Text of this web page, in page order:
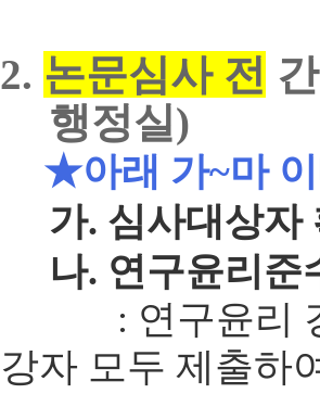
2. 논문심사 전
행정실)
★아래 가~마
가. 심사대상자
나. 연구윤리준
: 연구윤리 강
강자 모두 제출하